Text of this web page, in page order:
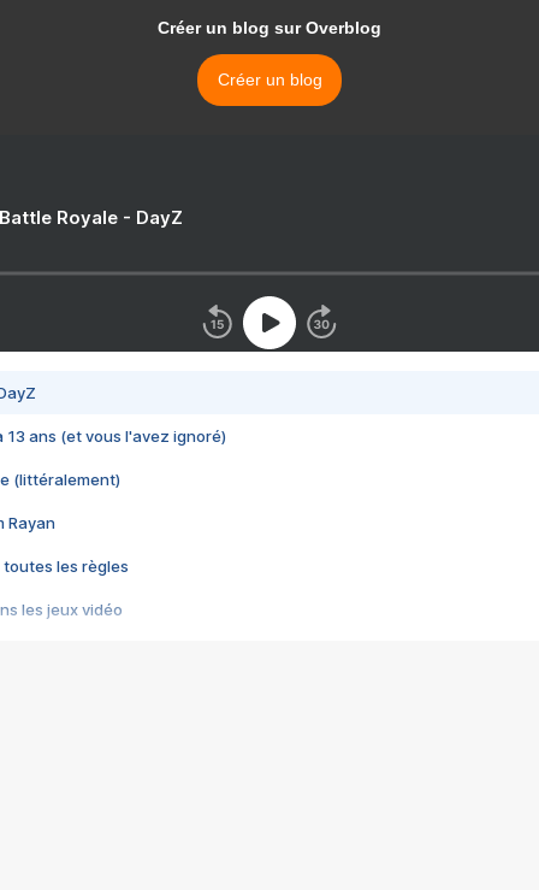
Créer un blog sur Overblog
Créer un blog
Royale - DayZ
13 ans (et vous l'avez ignoré)
(littéralement)
Rayan
toutes les règles
les jeux vidéo